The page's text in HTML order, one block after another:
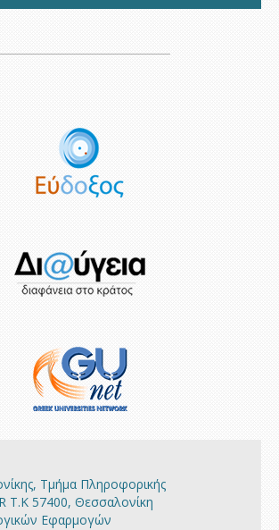
Τμήμα Πληροφορικής
Τ.Κ 57400, Θεσσαλονίκη
Εφαρμογών